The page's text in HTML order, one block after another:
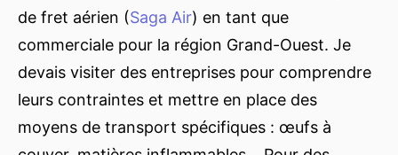
de fret aérien (Saga Air) en tant que
commerciale pour la région Grand-Ouest. Je
devais visiter des entreprises pour comprendre
leurs contraintes et mettre en place des
moyens de transport spécifiques : œufs à